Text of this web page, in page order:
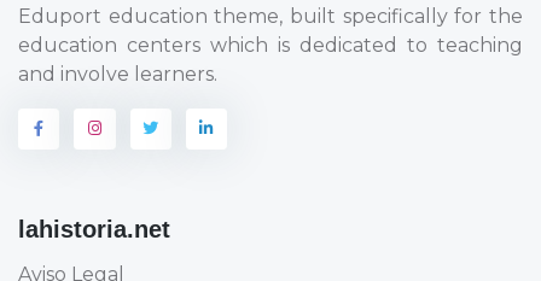
Eduport education theme, built specifically for the
education centers which is dedicated to teaching
and involve learners.
lahistoria.net
Aviso Legal